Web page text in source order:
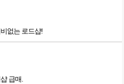
없는 로드샵!
급매.